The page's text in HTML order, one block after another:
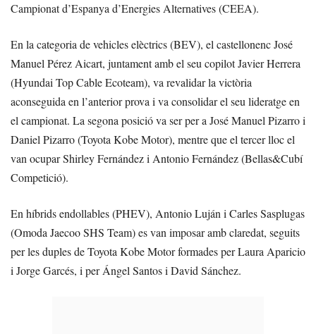
Campionat d’Espanya d’Energies Alternatives (CEEA).
En la categoria de vehicles elèctrics (BEV), el castellonenc José
Manuel Pérez Aicart, juntament amb el seu copilot Javier Herrera
(Hyundai Top Cable Ecoteam), va revalidar la victòria
aconseguida en l’anterior prova i va consolidar el seu lideratge en
el campionat. La segona posició va ser per a José Manuel Pizarro i
Daniel Pizarro (Toyota Kobe Motor), mentre que el tercer lloc el
van ocupar Shirley Fernández i Antonio Fernández (Bellas&Cubí
Competició).
En híbrids endollables (PHEV), Antonio Luján i Carles Sasplugas
(Omoda Jaecoo SHS Team) es van imposar amb claredat, seguits
per les duples de Toyota Kobe Motor formades per Laura Aparicio
i Jorge Garcés, i per Ángel Santos i David Sánchez.